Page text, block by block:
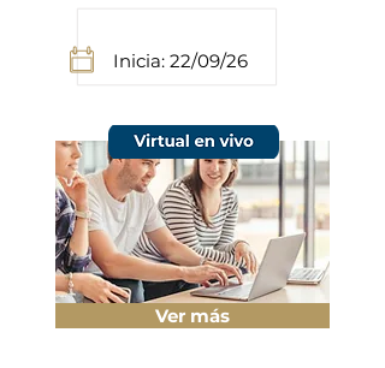
Inicia: 22/09/26
Ver más